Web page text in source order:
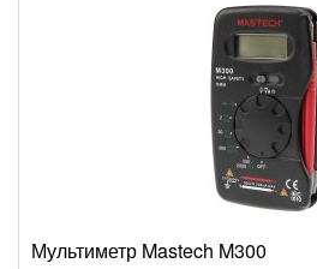
Мультиметр Mastech M300